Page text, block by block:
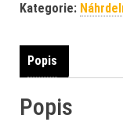
Kategorie:
Popis
Popis